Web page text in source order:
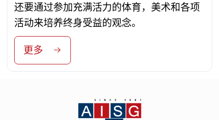
还要通过参加充满活力的体育，美术和各项
活动来培养终身受益的观念。
更多